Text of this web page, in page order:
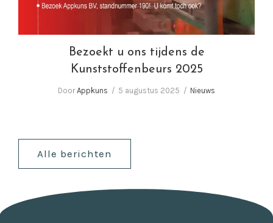
Bezoekt u ons tijdens de
Kunststoffenbeurs 2025
DoorAppkuns 5 augustus 2025 Nieuws
Alle berichten